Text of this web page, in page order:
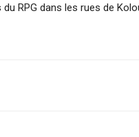
RPG dans les rues de